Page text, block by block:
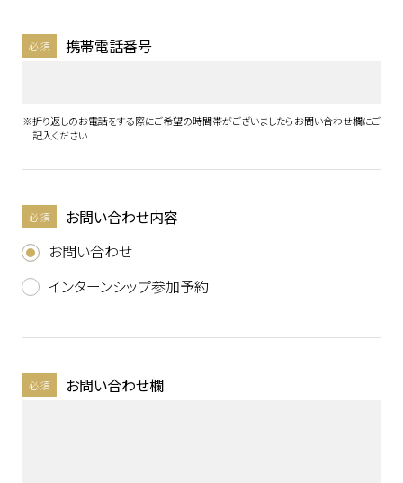
必須 携帯電話番号
※折り返しのお電話をする際にご希望の時間帯がございましたらお問い合わせ欄にご
記入ください
必須
お問い合わせ内容
お問い合わせ
インターンシップ参加予約
必須 お問い合わせ欄